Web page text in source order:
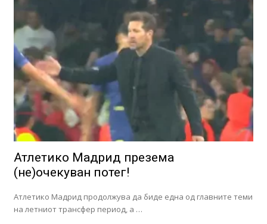
Атлетико Мадрид презема
(не)очекуван потег!
Атлетико Мадрид продолжува да биде една од главните теми
на летниот трансфер период, а …